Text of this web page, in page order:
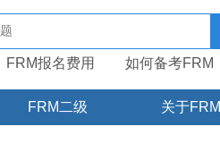
FRM报名费用 如何备考FRM
FRM二级 关于FRM